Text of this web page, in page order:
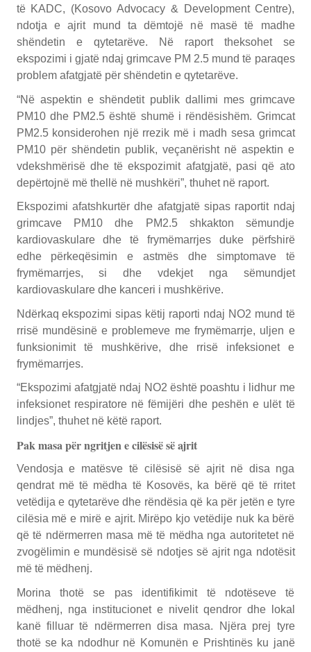
të KADC, (Kosovo Advocacy & Development Centre),
ndotja e ajrit mund ta dëmtojë në masë të madhe
shëndetin e qytetarëve. Në raport theksohet se
ekspozimi i gjatë ndaj grimcave PM 2.5 mund të paraqes
problem afatgjatë për shëndetin e qytetarëve.
“Në aspektin e shëndetit publik dallimi mes grimcave
PM10 dhe PM2.5 është shumë i rëndësishëm. Grimcat
PM2.5 konsiderohen një rrezik më i madh sesa grimcat
PM10 për shëndetin publik, veçanërisht në aspektin e
vdekshmërisë dhe të ekspozimit afatgjatë, pasi që ato
depërtojnë më thellë në mushkëri”, thuhet në raport.
Ekspozimi afatshkurtër dhe afatgjatë sipas raportit ndaj
grimcave PM10 dhe PM2.5 shkakton sëmundje
kardiovaskulare dhe të frymëmarrjes duke përfshirë
edhe përkeqësimin e astmës dhe simptomave të
frymëmarrjes, si dhe vdekjet nga sëmundjet
kardiovaskulare dhe kanceri i mushkërive.
Ndërkaq ekspozimi sipas këtij raporti ndaj NO2 mund të
rrisë mundësinë e problemeve me frymëmarrje, uljen e
funksionimit të mushkërive, dhe rrisë infeksionet e
frymëmarrjes.
“Ekspozimi afatgjatë ndaj NO2 është poashtu i lidhur me
infeksionet respiratore në fëmijëri dhe peshën e ulët të
lindjes”, thuhet në këtë raport.
Pak masa për ngritjen e cilësisë së ajrit
Vendosja e matësve të cilësisë së ajrit në disa nga
qendrat më të mëdha të Kosovës, ka bërë që të rritet
vetëdija e qytetarëve dhe rëndësia që ka për jetën e tyre
cilësia më e mirë e ajrit. Mirëpo kjo vetëdije nuk ka bërë
që të ndërmerren masa më të mëdha nga autoritetet në
zvogëlimin e mundësisë së ndotjes së ajrit nga ndotësit
më të mëdhenj.
Morina thotë se pas identifikimit të ndotëseve të
mëdhenj, nga institucionet e nivelit qendror dhe lokal
kanë filluar të ndërmerren disa masa. Njëra prej tyre
thotë se ka ndodhur në Komunën e Prishtinës ku janë